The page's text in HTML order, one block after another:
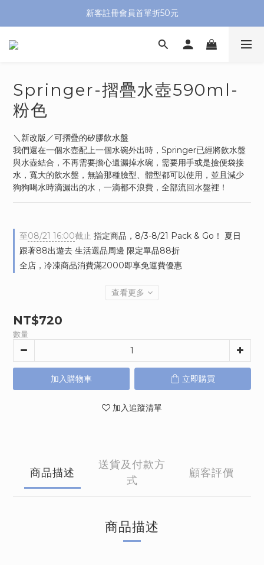
新客註冊會員首單折50元
Springer-摺疊水壺590ml-
粉色
＼新改版／可摺疊的矽膠飲水盤
我們還在一個水壺配上一個水碗外出時，Springer已經將飲水盤
與水壺結合，不再需要擔心遺漏掉水碗，需要用手或是撿便袋接
水，寬大的飲水盤，無論那種臉型、體型都可以使用，並且減少
狗狗喝水時滴漏出的水，一滴都不浪費，全部流回水盤裡！
至08/21 16:00截止 指定商品，8/3-8/21 Pack & Go！ 夏日
跟著88出遊去 生活選品周邊 限定單品88折
全店，冷凍商品消費滿2000即享免運費優惠
查看更多
NT$720
數量
加入購物車 立即購買
加入追蹤清單
商品描述
送貨及付款方
式
顧客評價
商品描述